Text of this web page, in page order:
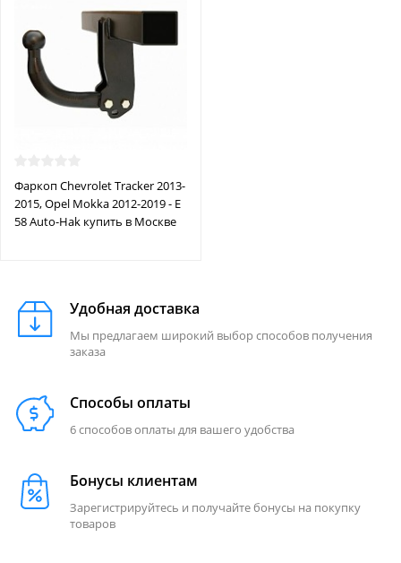
Фаркоп Chevrolet Tracker 2013-
2015, Opel Mokka 2012-2019 - E
58 Auto-Hak купить в Москве
Удобная доставка
Мы предлагаем широкий выбор способов получения
заказа
Способы оплаты
6 способов оплаты для вашего удобства
Бонусы клиентам
Зарегистрируйтесь и получайте бонусы на покупку
товаров